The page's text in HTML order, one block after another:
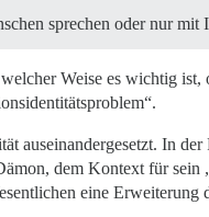
sprechen oder nur mit
Weise es wichtig ist,
auseinandergesetzt. In
dem Kontext für
eine Erweiterung